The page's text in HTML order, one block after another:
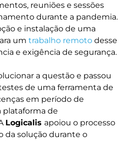
reuniões e sessões
durante a pandemia.
e instalação de uma
um trabalho remoto desse
e exigência de segurança.
a questão e passou
de uma ferramenta de
em período de
plataforma de
Logicalis apoiou o processo
da solução durante o